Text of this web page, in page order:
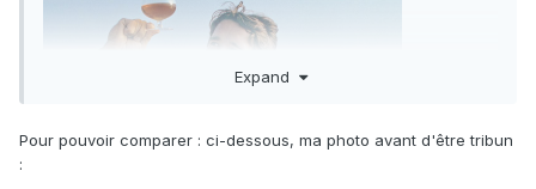
Expand
Pour pouvoir comparer : ci-dessous, ma photo avant d'être tribun
: